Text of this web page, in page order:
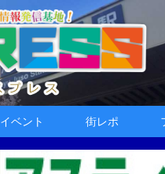
イベント 街レポ